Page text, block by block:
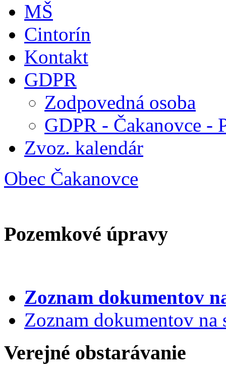
MŠ
Cintorín
Kontakt
GDPR
Zodpovedná osoba
GDPR - Čakanovce -
Zvoz. kalendár
Obec Čakanovce
Pozemkové úpravy
Zoznam dokumentov
Zoznam dokumentov
Verejné obstarávanie